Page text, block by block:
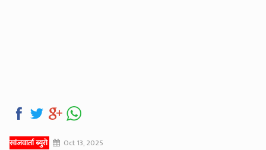
सांजवार्ता ब्युरो Oct 13, 2025